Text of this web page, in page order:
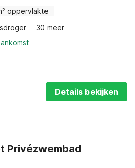
oppervlakte
30 meer
Details bekijken
Privézwembad